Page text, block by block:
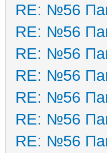
RE: №56
RE: №56
RE: №56
RE: №56
RE: №56
RE: №56
RE: №56